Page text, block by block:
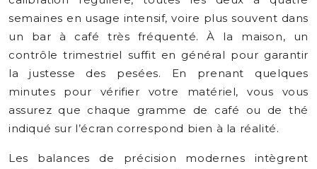
semaines en usage intensif, voire plus souvent dans
un bar à café très fréquenté. À la maison, un
contrôle trimestriel suffit en général pour garantir
la justesse des pesées. En prenant quelques
minutes pour vérifier votre matériel, vous vous
assurez que chaque gramme de café ou de thé
indiqué sur l’écran correspond bien à la réalité.
Les balances de précision modernes intègrent